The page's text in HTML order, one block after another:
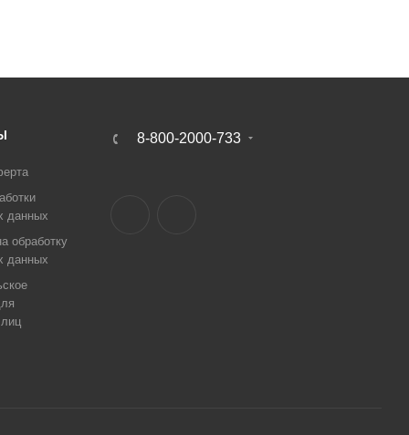
данных
обработку
данных
8-800-2000-733